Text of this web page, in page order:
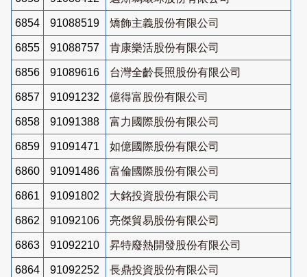
6854 91088519 矯飾主義股份有限公司
6855 91088757 肯康樂活股份有限公司
6856 91089616 台灣全齡長照股份有限公司
6857 91091232 億得富股份有限公司
6858 91091388 富力國際股份有限公司
6859 91091471 如億國際股份有限公司
6860 91091486 富倫國際股份有限公司
6861 91091802 大銘投資股份有限公司
6862 91092106 亮傑貿易股份有限公司
6863 91092210 昇特廢熱開發股份有限公司
6864 91092252 長鼎投資股份有限公司